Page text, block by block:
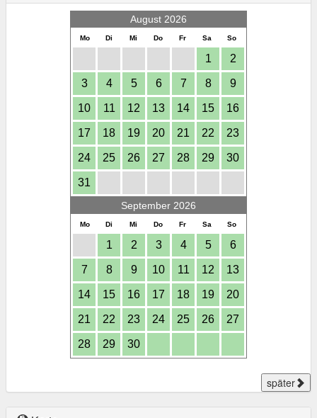
August 2026
Mo Di Mi Do Fr Sa So
1 2
3 4 5 6 7 8 9
10 11 12 13 14 15 16
17 18 19 20 21 22 23
24 25 26 27 28 29 30
31
September 2026
Mo Di Mi Do Fr Sa So
1 2 3 4 5 6
7 8 9 10 11 12 13
14 15 16 17 18 19 20
21 22 23 24 25 26 27
28 29 30
später